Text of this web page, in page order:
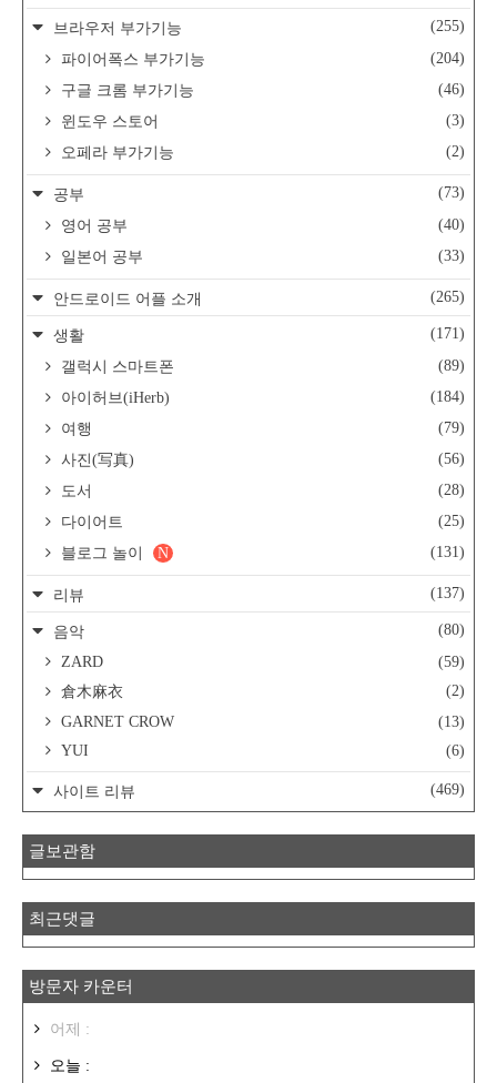
브라우저 부가기능
(255)
파이어폭스 부가기능
(204)
구글 크롬 부가기능
(46)
윈도우 스토어
(3)
오페라 부가기능
(2)
공부
(73)
영어 공부
(40)
일본어 공부
(33)
안드로이드 어플 소개 (265)
생활
(171)
갤럭시 스마트폰
(89)
아이허브(iHerb)
(184)
여행
(79)
사진(写真)
(56)
도서
(28)
다이어트
(25)
블로그 놀이
(131)
N
리뷰 (137)
음악
(80)
ZARD
(59)
倉木麻衣
(2)
GARNET CROW
(13)
YUI
(6)
사이트 리뷰 (469)
글보관함
최근댓글
방문자 카운터
어제 :
오늘 :